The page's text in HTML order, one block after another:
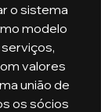
o sistema
modelo
valores
união de
os sócios